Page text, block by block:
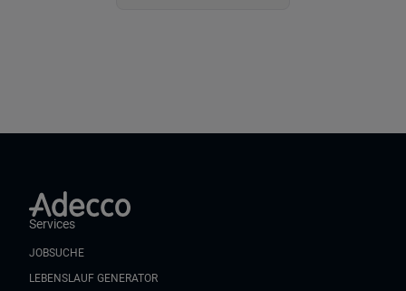
Services
JOBSUCHE
LEBENSLAUF GENERATOR